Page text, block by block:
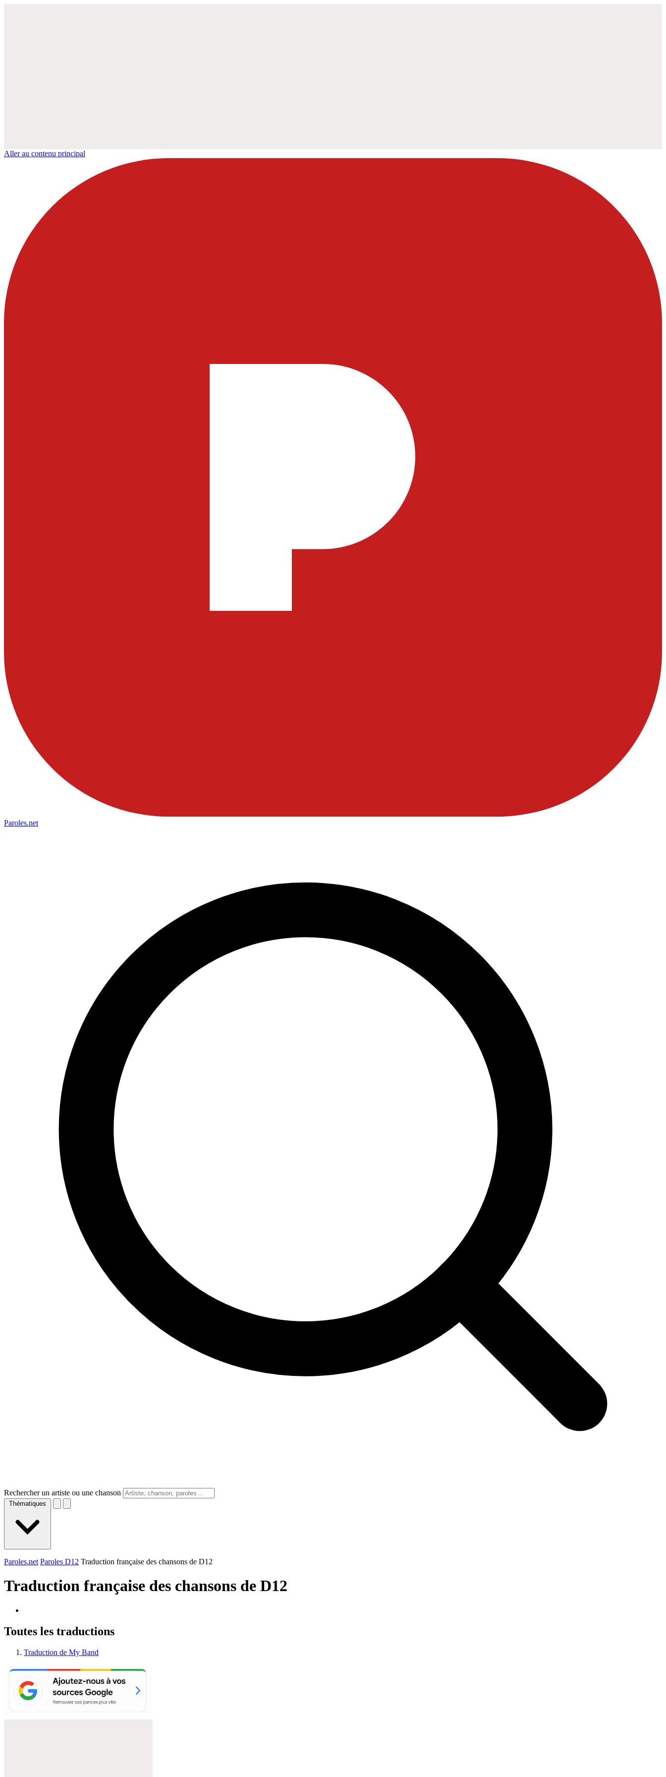
Aller au contenu principal
Paroles.net
Rechercher un artiste ou une chanson
Thématiques
Paroles.net Paroles D12 Traduction française des chansons de D12
Traduction française des chansons de D12
Toutes les traductions
Traduction de My Band